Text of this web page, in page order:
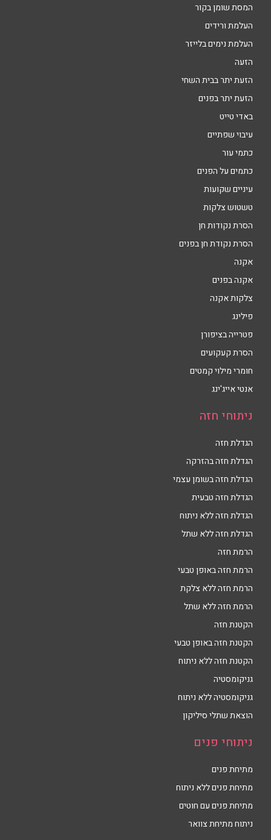
המסת שומן בקור
העלמת ורידים
העלמת נימים בלייזר
הזעה
הזעת יתר בבית השחי
הזעת יתר בפנים
באדי טייט
עיבוי שפתיים
כתמי עור
כתמים על הפנים
עיניים שקועות
טשטוש צלקות
הסרת נקודות חן
הסרת נקודת חן בפנים
אקנה
אקנה בפנים
צלקות אקנה
פילינג
פטרייה בציפורן
הסרת קעקועים
חומרי מילוי קמטים
אנטי אייג'ינג
ניתוחי חזה
הגדלת חזה
הגדלת חזה בהזרקה
הגדלת חזה בשומן עצמי
הגדלת חזה טבעית
הגדלת חזה ללא ניתוח
הגדלת חזה ללא שתל
הרמת חזה
הרמת חזה באופן טבעי
הרמת חזה ללא צלקת
הרמת חזה ללא שתל
הקטנת חזה
הקטנת חזה באופן טבעי
הקטנת חזה ללא ניתוח
גניקומסטיה
גניקומסטיה ללא ניתוח
הוצאת שתלי סיליקון
ניתוחי פנים
מתיחת פנים
מתיחת פנים ללא ניתוח
מתיחת פנים עם חוטים
ניתוח מתיחת צוואר